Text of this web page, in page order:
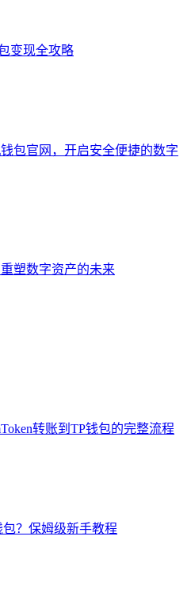
变现全攻略
包官网，开启安全便捷的数字
塑数字资产的未来
转账到TP钱包的完整流程
？保姆级新手教程